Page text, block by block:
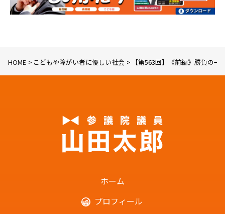
HOME こどもや障がい者に優しい社会 【第563回】《前編》勝負の
ホーム
プロフィール